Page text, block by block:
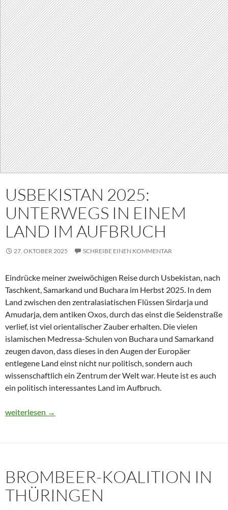
USBEKISTAN 2025:
UNTERWEGS IN EINEM
LAND IM AUFBRUCH
27. OKTOBER 2025 SCHREIBE EINEN KOMMENTAR
Eindrücke meiner zweiwöchigen Reise durch Usbekistan, nach
Taschkent, Samarkand und Buchara im Herbst 2025. In dem
Land zwischen den zentralasiatischen Flüssen Sirdarja und
Amudarja, dem antiken Oxos, durch das einst die Seidenstraße
verlief, ist viel orientalischer Zauber erhalten. Die vielen
islamischen Medressa-Schulen von Buchara und Samarkand
zeugen davon, dass dieses in den Augen der Europäer
entlegene Land einst nicht nur politisch, sondern auch
wissenschaftlich ein Zentrum der Welt war. Heute ist es auch
ein politisch interessantes Land im Aufbruch.
Usbekistan 2025: Unterwegs in einem Land im Aufbruch
weiterlesen →
BROMBEER-KOALITION IN
THÜRINGEN